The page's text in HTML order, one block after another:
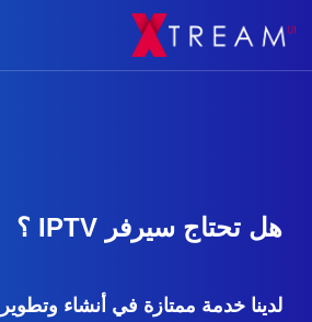
هل تحتاج سيرفر IPTV ؟
لدينا خدمة ممتازة في أنشاء